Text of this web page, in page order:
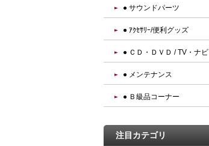
● サウンドパーツ
● ｱｸｾｻﾘｰ/便利グッズ
● ＣＤ・ＤＶＤ / TV・ナビ
● メンテナンス
● Ｂ級品コーナー
注目カテゴリ